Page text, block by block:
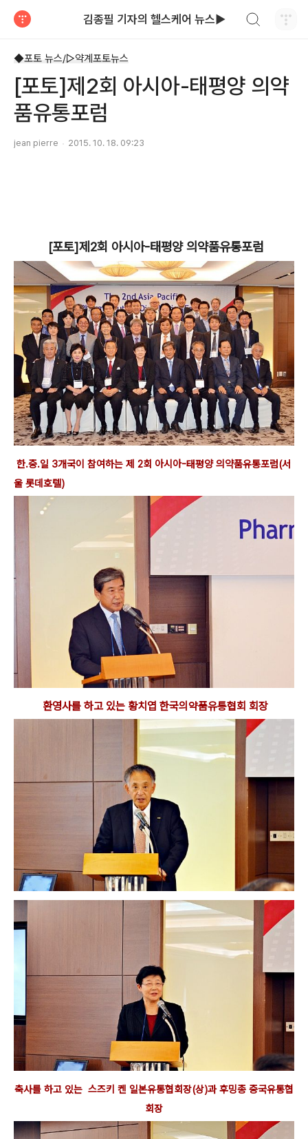
김종필 기자의 헬스케어 뉴스▶
◆포토 뉴스/▷약계포토뉴스
[포토]제2회 아시아-태평양 의약
품유통포럼
jean pierre 2015. 10. 18. 09:23
[포토]제2회 아시아-태평양 의약품유통포럼
한.중.일 3개국이 참여하는 제 2회 아시아-태평양 의약품유통포럼(서
울 롯데호텔)
환영사를 하고 있는 황치엽 한국의약품유통협회 회장
축사를 하고 있는 스즈키 켄 일본유통협회장(상)과후밍종 중국유통협
회장